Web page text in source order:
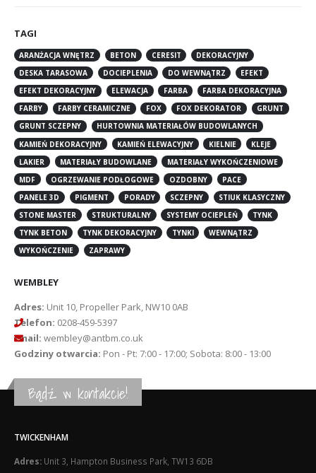
TAGI
ARANŻACJA WNĘTRZ BETON CERESIT
DEKORACYJNY
DESKA TARASOWA
DOCIEPLENIA DO WEWNĄTRZ
EFEKT
EFEKT DEKORACYJNY
ELEWACJA FARBA
FARBA DEKORACYJNA
FARBY
FARBY CERAMICZNE FOX FOX DEKORATOR
GRUNT
GRUNT SCZEPNY
HURTOWNIA MATERIAŁÓW BUDOWLANYCH
KAMIEŃ DEKORACYJNY
KAMIEŃ ELEWACYJNY KIELNIE
KLEJE
LAKIER
MATERIAŁY BUDOWLANE
MATERIAŁY WYKOŃCZENIOWE
MDF
OGRZEWANIE PODŁOGOWE OZDOBNY
PACE
PANELE 3D
PIGMENT PORADY SCZEPNY
STIUK KLASYCZNY
STONE MASTER
STRUKTURALNY SYSTEMY OCIEPLEŃ
TYNK
TYNK BETON
TYNK DEKORACYJNY TYNKI
WEWNĄTRZ
WYKOŃCZENIE
ZAPRAWY
WEMBLEY
Adres: Unit 10, Propeller Park, NW10 0AB
Telefon: 0208-459-5397
Email: wembley@antbm.co.uk
Godziny otwarcia: Pon - Pt: 7:00 - 17:00; Sobota: 8:00 - 13:00
Bądź w kontakcie!
TWICKENHAM
Adres: Unit 3, Hampton Business Park, TW13 6DB